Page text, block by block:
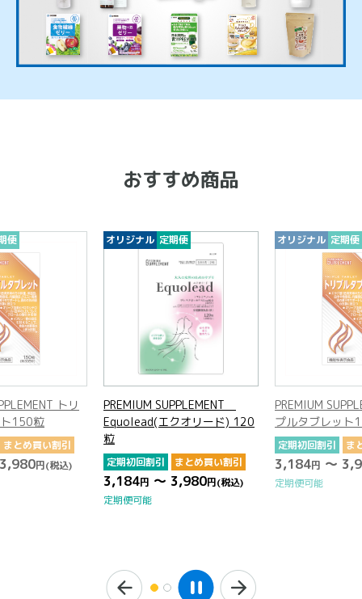
おすすめ商品
便
トリ
150粒
まとめ買い割引
円(税込)
オリジナル 定期便
PREMIUM SUPPLEMENT
Equolead(エクオリード) 120
粒
定期初回割引 まとめ買い割引
3,184円 ～ 3,980円(税込)
定期便可能
オリジナル 定期便
PREMIUM
プルタブレット
定期初回割引 ま
3,184円 ～
定期便可能